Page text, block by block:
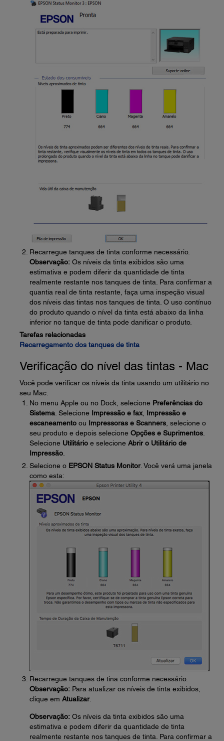
Recarregue tanques de tinta conforme necessário.
Observação: Os níveis da tinta exibidos são uma
estimativa e podem diferir da quantidade de tinta
realmente restante nos tanques de tinta. Para confirmar a
quantia real de tinta restante, faça uma inspeção visual
dos níveis das tintas nos tanques de tinta. O uso contínuo
do produto quando o nível da tinta está abaixo da linha
inferior no tanque de tinta pode danificar o produto.
Tarefas relacionadas
Recarregamento dos tanques de tinta
Verificação do nível das tintas - Mac
Você pode verificar os níveis da tinta usando um utilitário no
seu Mac.
No menu Apple ou no Dock, selecione Preferências do
Sistema . Selecione Impressão e fax, Impressão e
escaneamento ou Impressoras e Scanners , selecione o
seu produto e depois selecione Opções e Suprimentos
Selecione Utilitário e selecione Abrir o Utilitário de
Impressão
Selecione o EPSON Status Monitor. Você verá uma janela
como esta:
Recarregue tanques de tina conforme necessário.
Observação: Para atualizar os níveis de tinta exibidos,
clique em Atualizar.
Observação: Os níveis da tinta exibidos são uma
estimativa e podem diferir da quantidade de tinta
realmente restante nos tanques de tinta. Para confirmar a